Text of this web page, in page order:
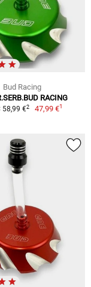
Bud Racing
RACING
58,99 €2 47,99 €1